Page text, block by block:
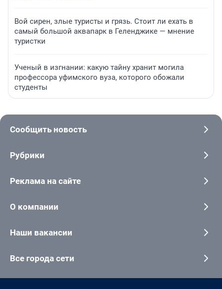
Вой сирен, злые туристы и грязь. Стоит ли ехать в
самый большой аквапарк в Геленджике — мнение
туристки
Ученый в изгнании: какую тайну хранит могила
профессора уфимского вуза, которого обожали
студенты
Сообщить новость
Рубрики
Реклама на сайте
О компании
Наши вакансии
Все города сети